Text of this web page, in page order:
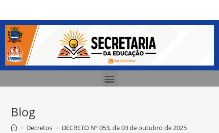
Blog
> Decretos > DECRETO Nº 053, de 03 de outubro de 2025